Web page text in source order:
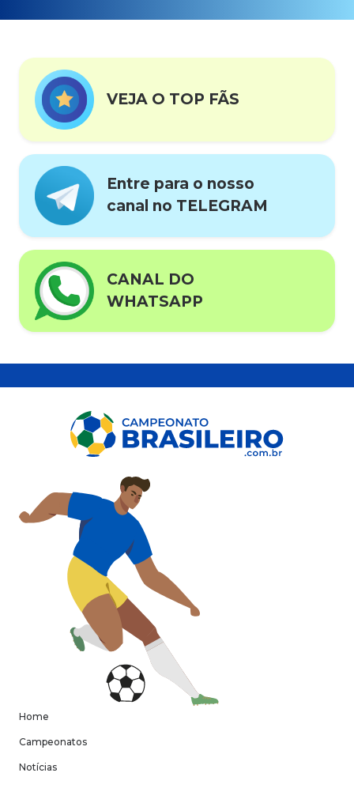
VEJA O TOP FÃS
Entre para o nosso
canal no TELEGRAM
CANAL DO
WHATSAPP
Home
Campeonatos
Notícias